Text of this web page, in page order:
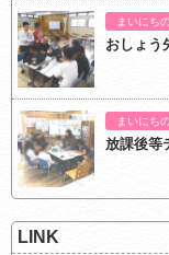
まいにち
おしょう
まいにち
放課後等
LINK